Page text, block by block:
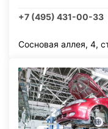
+7 (495) 431-00-33
Сосновая аллея, 4,